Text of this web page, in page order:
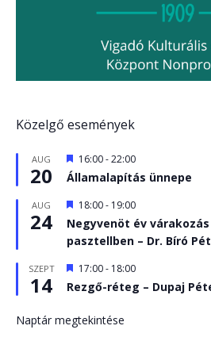
Közelgő események
AUG
20
Kiemelt
16:00-22:00
Államalapítás ünnepe
AUG
24
Kiemelt
18:00- 19:00
Negyvenöt év
pasztellben – Dr. Bíró
SZEPT
14
Kiemelt
17:00- 18:00
Rezgő-réteg – Dupaj
Naptár megtekintése